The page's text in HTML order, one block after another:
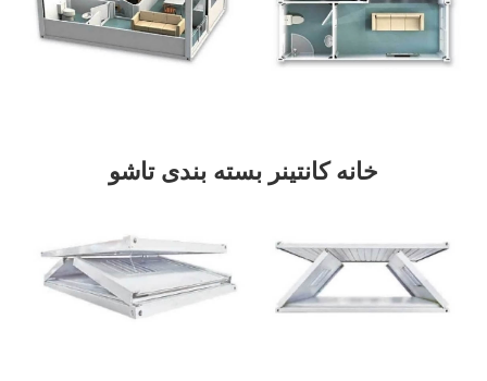
خانه کانتینر بسته بندی تاشو